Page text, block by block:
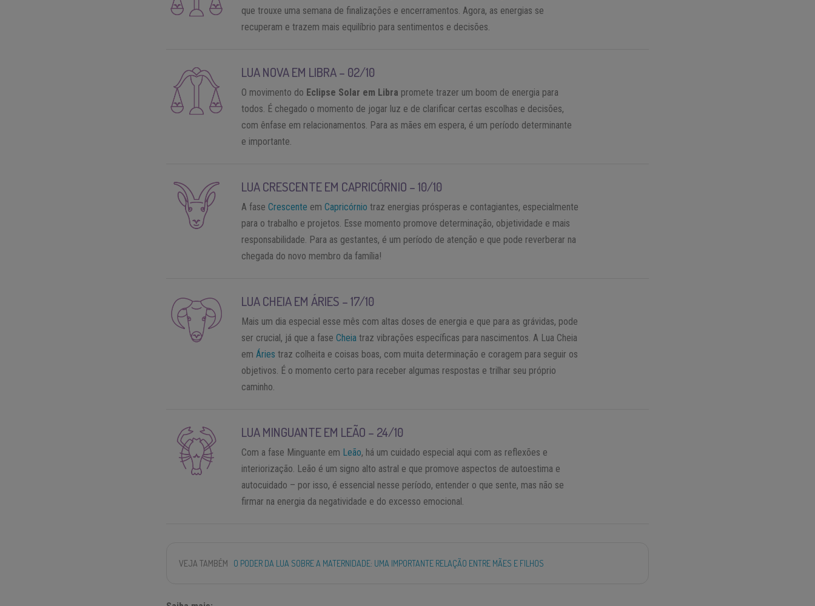
que trouxe uma semana de finalizações e encerramentos. Agora, as energias se
recuperam e trazem mais equilíbrio para sentimentos e decisões.
LUA NOVA EM LIBRA – 02/10
O movimento do Eclipse Solar em Libra promete trazer um boom de energia para
todos. É chegado o momento de jogar luz e de clarificar certas escolhas e decisões,
com ênfase em relacionamentos. Para as mães em espera, é um período determinante
e importante.
LUA CRESCENTE EM CAPRICÓRNIO – 10/10
A faseCrescente emCapricórnio traz energias prósperas e contagiantes, especialmente
para o trabalho e projetos. Esse momento promove determinação, objetividade e mais
responsabilidade. Para as gestantes, é um período de atenção e que pode reverberar na
chegada do novo membro da família!
LUA CHEIA EM ÁRIES – 17/10
Mais um dia especial esse mês com altas doses de energia e que para as grávidas, pode
ser crucial, já que a faseCheia traz vibrações específicas para nascimentos. A Lua Cheia
emÁries traz colheita e coisas boas, com muita determinação e coragem para seguir os
objetivos. É o momento certo para receber algumas respostas e trilhar seu próprio
caminho.
LUA MINGUANTE EM LEÃO – 24/10
Com a fase Minguante em Leão, há um cuidado especial aqui com as reflexões e
interiorização. Leão é um signo alto astral e que promove aspectos de autoestima e
autocuidado – por isso, é essencial nesse período, entender o que sente, mas não se
firmar na energia da negatividade e do excesso emocional.
VEJA TAMBÉM O PODER DA LUA SOBRE A MATERNIDADE: UMA IMPORTANTE RELAÇÃO ENTRE MÃES E FILHOS